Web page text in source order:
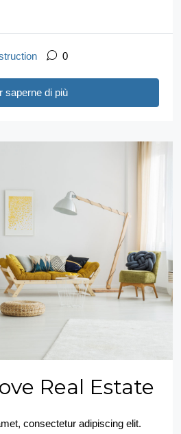
0
saperne di più
Real Estate
consectetur adipiscing elit.